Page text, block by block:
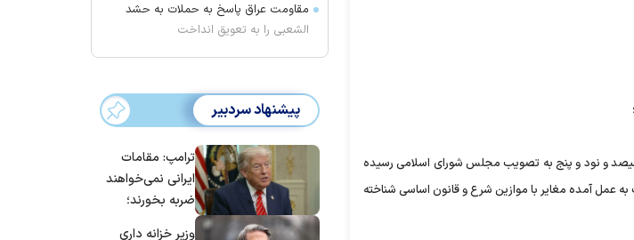
سیصد و نود و پنج به تصویب مجلس شورای اسلامی رسیده
به اصلاحات به عمل آمده مغایر با موازین شرع و قانون اساسی شناخته
مقاومت عراق پاسخ به حملات به حشد
الشعبی را به تعویق انداخت
پیشنهاد سردبیر
ترامپ: مقامات
ایرانی نمی‌خواهند
ضربه بخورند؛
وزیر خزانه داری